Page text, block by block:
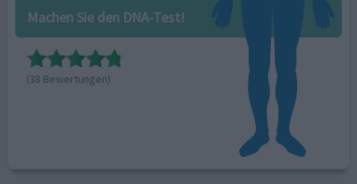
Machen Sie den DNA-Test!
(38 Bewertungen)